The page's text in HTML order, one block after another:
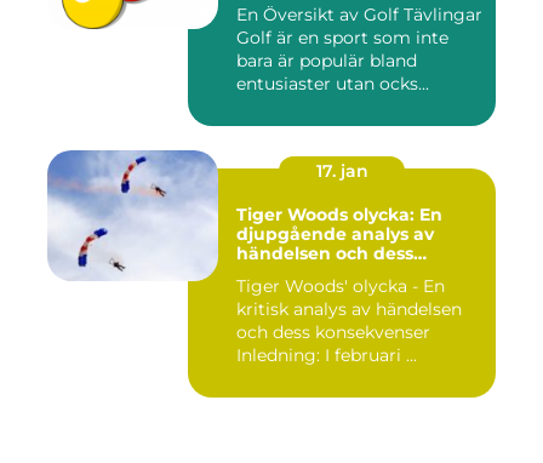
En Översikt av Golf Tävlingar
Golf är en sport som inte
bara är populär bland
entusiaster utan ocks...
17. jan
Tiger Woods olycka: En
djupgående analys av
händelsen och dess
Tiger Woods' olycka - En
kritisk analys av händelsen
och dess konsekvenser
Inledning: I februari ...